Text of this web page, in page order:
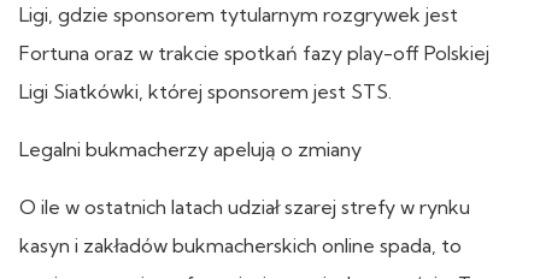
Ligi, gdzie sponsorem tytularnym rozgrywek jest
Fortuna oraz w trakcie spotkań fazy play-off Polskiej
Ligi Siatkówki, której sponsorem jest STS.
Legalni bukmacherzy apelują o zmiany
O ile w ostatnich latach udział szarej strefy w rynku
kasyn i zakładów bukmacherskich online spada, to